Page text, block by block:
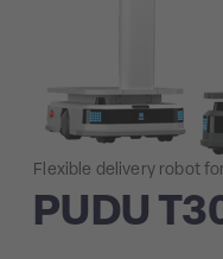
Flexible delivery robot
PUDU